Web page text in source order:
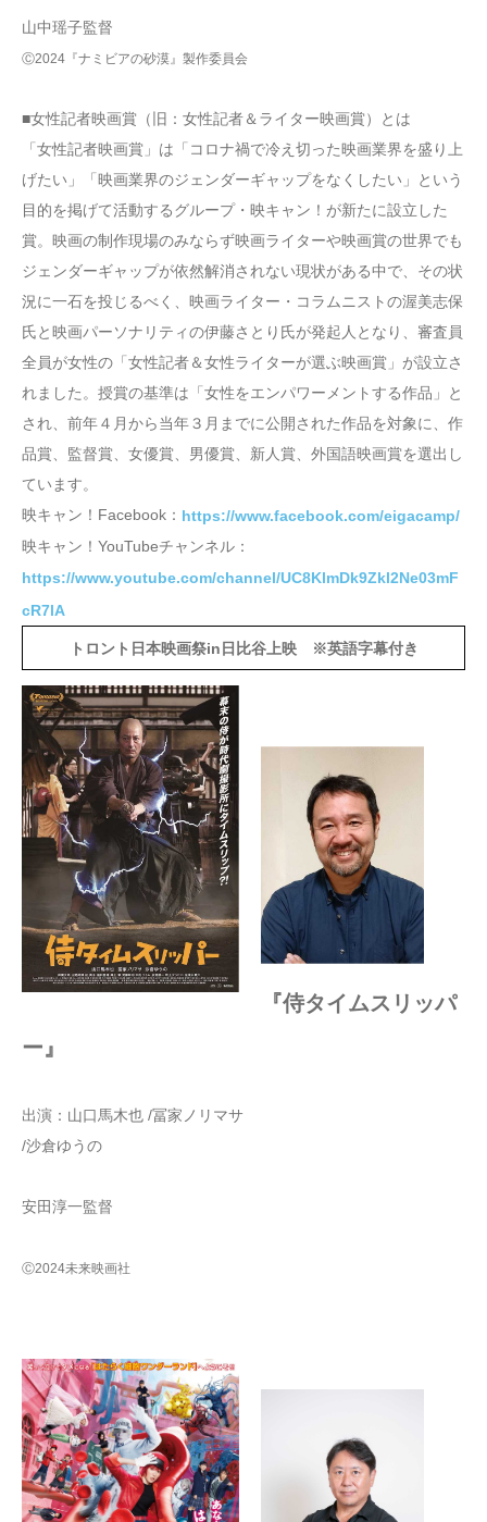
山中瑶子監督
Ⓒ2024『ナミビアの砂漠』製作委員会
■女性記者映画賞（旧：女性記者＆ライター映画賞）とは
「女性記者映画賞」は「コロナ禍で冷え切った映画業界を盛り上
げたい」「映画業界のジェンダーギャップをなくしたい」という
目的を掲げて活動するグループ・映キャン！が新たに設立した
賞。映画の制作現場のみならず映画ライターや映画賞の世界でも
ジェンダーギャップが依然解消されない現状がある中で、その状
況に一石を投じるべく、映画ライター・コラムニストの渥美志保
氏と映画パーソナリティの伊藤さとり氏が発起人となり、審査員
全員が女性の「女性記者＆女性ライターが選ぶ映画賞」が設立さ
れました。授賞の基準は「女性をエンパワーメントする作品」と
され、前年４月から当年３月までに公開された作品を対象に、作
品賞、監督賞、女優賞、男優賞、新人賞、外国語映画賞を選出し
ています。
映キャン！Facebook： https://www.facebook.com/eigacamp/
映キャン！YouTubeチャンネル：
https://www.youtube.com/channel/UC8KlmDk9Zkl2Ne03mF
cR7lA
トロント日本映画祭in日比谷上映 ※英語字幕付き
『侍タイムスリッパ
ー』
出演：山口馬木也 /冨家ノリマサ
/沙倉ゆうの
安田淳一監督
Ⓒ2024未来映画社